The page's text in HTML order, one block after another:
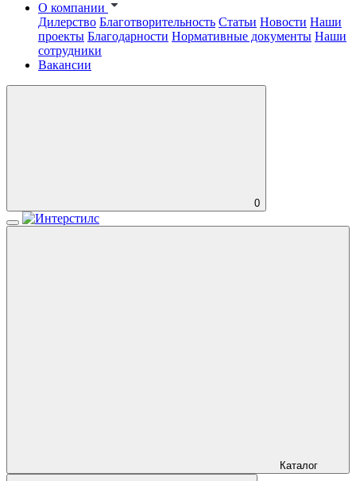
О компании
Дилерство Благотворительность Статьи Новости Наши
проекты Благодарности Нормативные документы Наши
сотрудники
Вакансии
0
Каталог